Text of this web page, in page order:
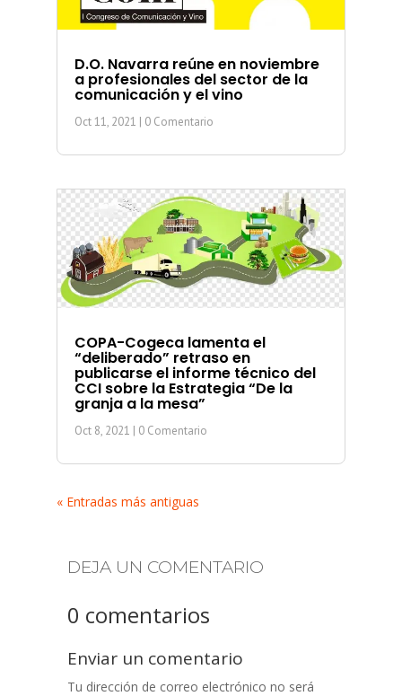
D.O. Navarra reúne en noviembre
a profesionales del sector de la
comunicación y el vino
Oct 11, 2021 | 0 Comentario
COPA-Cogeca lamenta el
“deliberado” retraso en
publicarse el informe técnico del
CCI sobre la Estrategia “De la
granja a la mesa”
Oct 8, 2021 | 0 Comentario
« Entradas más antiguas
DEJA UN COMENTARIO
0 comentarios
Enviar un comentario
Tu dirección de correo electrónico no será